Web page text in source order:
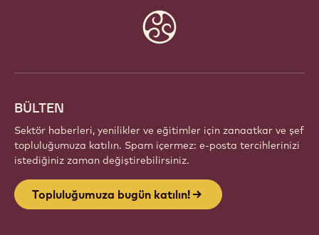
BÜLTEN
Sektör haberleri, yenilikler ve eğitimler için zanaatkar ve şef
topluluğumuza katılın. Spam içermez: e-posta tercihlerinizi
istediğiniz zaman değiştirebilirsiniz.
Topluluğumuza bugün katılın!